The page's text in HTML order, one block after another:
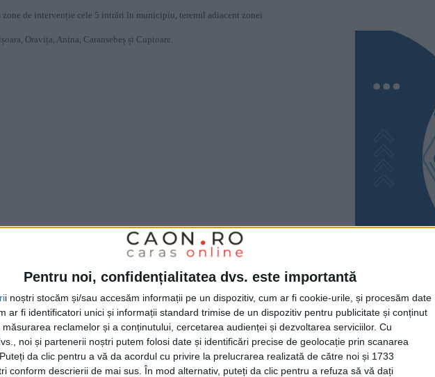
Pentru noi, confidențialitatea dvs. este importantă
i noștri stocăm și/sau accesăm informații pe un dispozitiv, cum ar fi cookie-urile, și procesăm date
ar fi identificatori unici și informații standard trimise de un dispozitiv pentru publicitate și conținut
reclamelor și a conținutului, cercetarea audienței și dezvoltarea serviciilor. Cu
noi și partenerii noștri putem folosi date și identificări precise de geolocație prin scanarea
da clic pentru a vă da acordul cu privire la prelucrarea realizată de către noi și 1733
conform descrierii de mai sus. În mod alternativ, puteți da clic pentru a refuza să vă dați
zone de intervenție cele 5 intrări în municipiu, terenul adiacent zonei
Oravița, Anina, Caransebeș și Cuptoare.
de salubrizare din cadrul campaniei mai sus amintite care se desfășoară
dorim implicarea cât mai multor persoane pentru igienizarea și
campaniei urmând a fi făcut public în timp real în funcție natura
perioade.